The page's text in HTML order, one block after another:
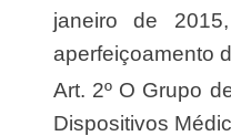
janeiro de
aperfeiçoamento
Art. 2º O Grupo de Trabalho Tripartite sobre
Dispositivos